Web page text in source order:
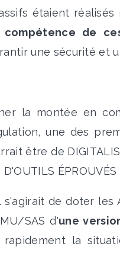
étaient réalisés
de
une sécurité et
la montée en
une des
être de
ÉPROUVÉS
s'agirait de doter les
SAS d'une
rapidement la